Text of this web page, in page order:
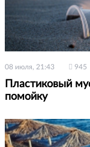
08 июля, 21:43 945
Пластиковый
помойку